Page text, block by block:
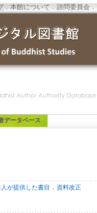
．本館について ．諮問委員会 ．
データベース
が提供した書目 ． 資料改正